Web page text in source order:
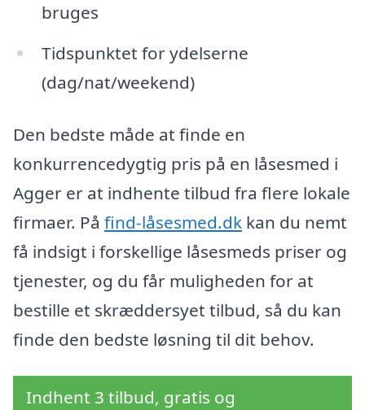
bruges
Tidspunktet for ydelserne
(dag/nat/weekend)
Den bedste måde at finde en
konkurrencedygtig pris på en låsesmed i
Agger er at indhente tilbud fra flere lokale
firmaer. På find-låsesmed.dk kan du nemt
få indsigt i forskellige låsesmeds priser og
tjenester, og du får muligheden for at
bestille et skræddersyet tilbud, så du kan
finde den bedste løsning til dit behov.
Indhent 3 tilbud, gratis og